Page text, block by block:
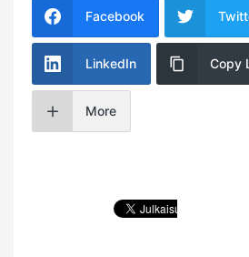
Facebook
LinkedIn Copy
More